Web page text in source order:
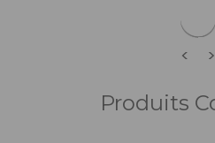
< >
Produits